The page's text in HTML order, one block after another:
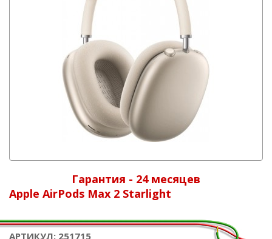
Гарантия - 24 месяцев
Apple AirPods Max 2 Starlight
АРТИКУЛ: 251715